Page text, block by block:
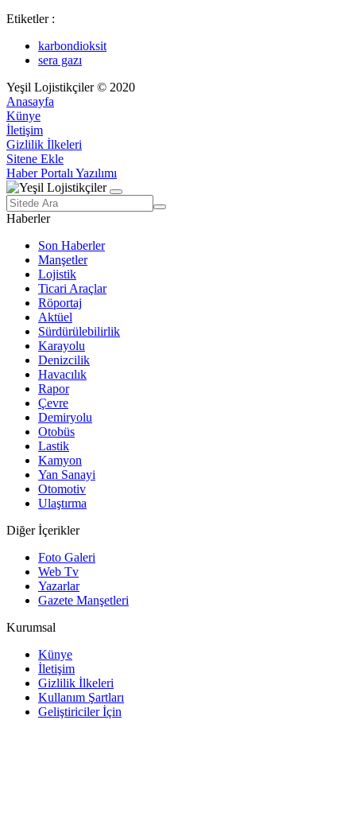
Etiketler :
karbondioksit
sera gazı
Yeşil Lojistikçiler © 2020
Anasayfa
Künye
İletişim
Gizlilik İlkeleri
Sitene Ekle
Haber Portalı Yazılımı
Haberler
Son Haberler
Manşetler
Lojistik
Ticari Araçlar
Röportaj
Aktüel
Sürdürülebilirlik
Karayolu
Denizcilik
Havacılık
Rapor
Çevre
Demiryolu
Otobüs
Lastik
Kamyon
Yan Sanayi
Otomotiv
Ulaştırma
Diğer İçerikler
Foto Galeri
Web Tv
Yazarlar
Gazete Manşetleri
Kurumsal
Künye
İletişim
Gizlilik İlkeleri
Kullanım Şartları
Geliştiriciler İçin